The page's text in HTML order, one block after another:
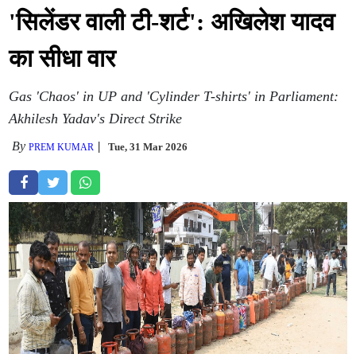
'सिलेंडर वाली टी-शर्ट': अखिलेश यादव
का सीधा वार
Gas 'Chaos' in UP and 'Cylinder T-shirts' in Parliament:
Akhilesh Yadav's Direct Strike
ByPREM KUMAR Tue, 31 Mar 2026